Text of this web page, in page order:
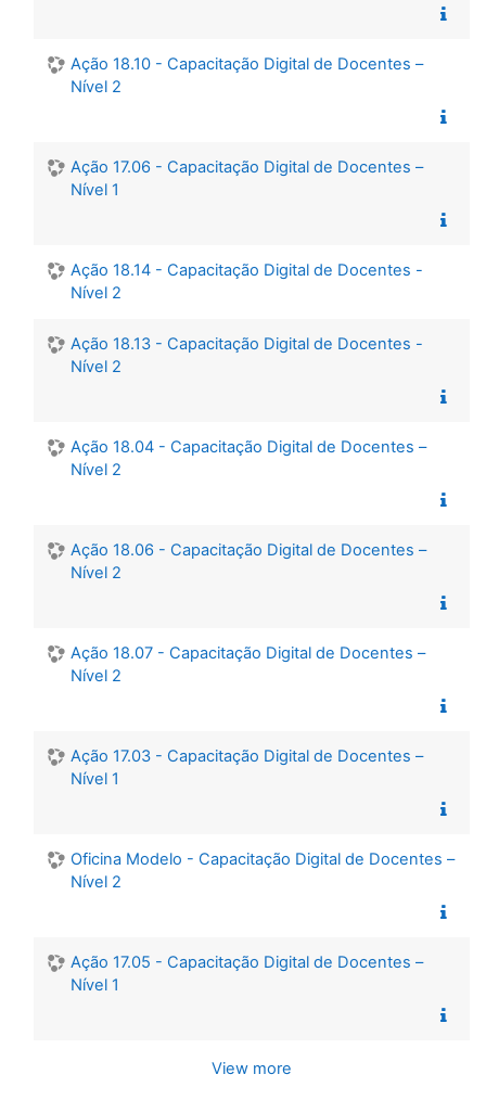
Ação 18.10 - Capacitação Digital de Docentes –
Nível 2
Ação 17.06 - Capacitação Digital de Docentes –
Nível 1
Ação 18.14 - Capacitação Digital de Docentes -
Nível 2
Ação 18.13 - Capacitação Digital de Docentes -
Nível 2
Ação 18.04 - Capacitação Digital de Docentes –
Nível 2
Ação 18.06 - Capacitação Digital de Docentes –
Nível 2
Ação 18.07 - Capacitação Digital de Docentes –
Nível 2
Ação 17.03 - Capacitação Digital de Docentes –
Nível 1
Oficina Modelo - Capacitação Digital de Docentes –
Nível 2
Ação 17.05 - Capacitação Digital de Docentes –
Nível 1
View more